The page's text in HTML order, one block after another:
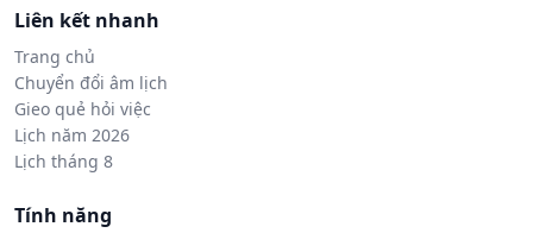
Liên kết nhanh
Trang chủ
Chuyển đổi âm lịch
Gieo quẻ hỏi việc
Lịch năm 2026
Lịch tháng 8
Tính năng